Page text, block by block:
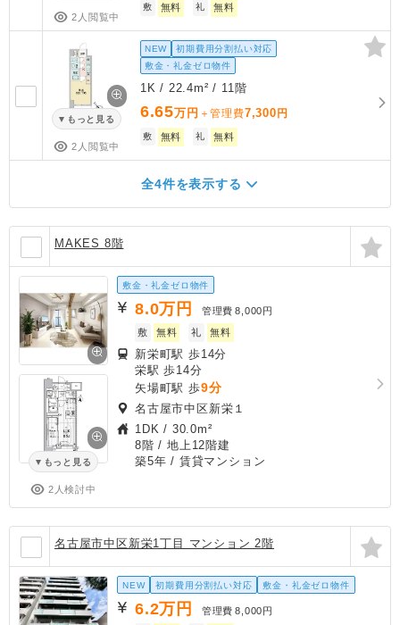
2人閲覧中
敷 無料 礼 無料
もっと見る
2人閲覧中
NEW
初期費用分割払い対応
敷金・礼金ゼロ物件
1K / 22.4m² / 11階
6.65万円 ＋管理費7,300 円
敷 無料 礼 無料
全4件を表示する
MAKES 8階
もっと見る
2人検討中
敷金・礼金ゼロ物件
8.0万円 管理費 8,000円
敷
無料 礼 無料
新栄町駅 歩14分
栄駅 歩14分
矢場町駅 歩9分
名古屋市中区新栄１
1DK / 30.0m²
8階 / 地上12階建
築5年 / 賃貸マンション
名古屋市中区新栄1丁目 マンション 2階
NEW 初期費用分割払い対応 敷金・礼金ゼロ物件
6.2万円 管理費 8,000円